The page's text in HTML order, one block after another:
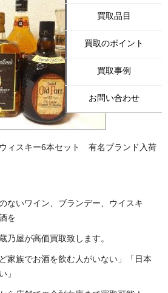
買取品目
買取のポイント
買取事例
お問い合わせ
スキー6本セット 有名ブランド入荷
ないワイン、ブランデー、ウイスキ
を
乃屋が高価買取致します。
家族でお酒を飲む人がいない」「日本
」